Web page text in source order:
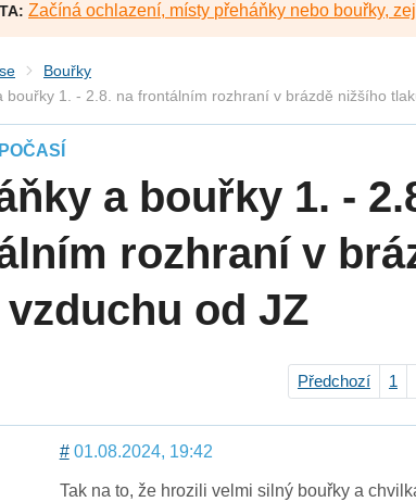
Začíná ochlazení, místy přeháňky nebo bouřky,
Bouřky
bouřky 1. - 2.8. na frontálním rozhraní v brázdě nižšího
a bouřky 1. -
rozhraní v
od JZ
Předchozí 1
#01.08.2024, 19:42
Tak na to, že hrozili velmi silný bouřky a